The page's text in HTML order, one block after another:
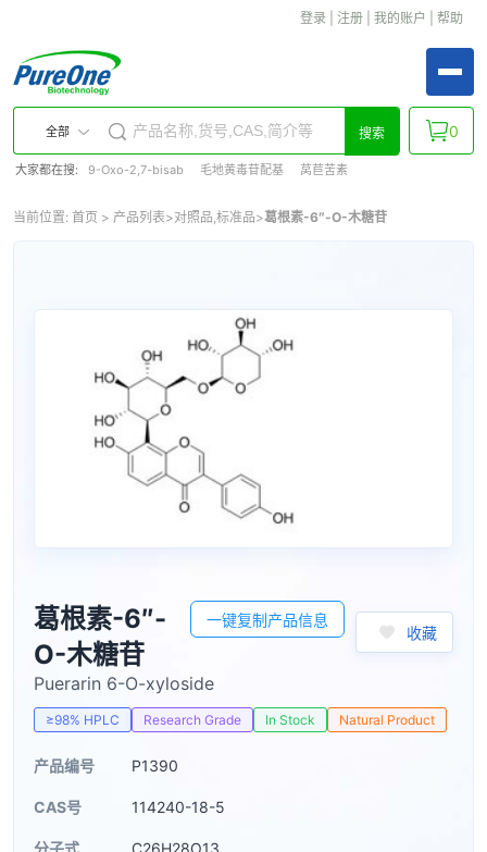
登录 注册 我的账户 帮助
全部 搜索
大家都在搜: 9-Oxo-2,7-bisab 毛地黄毒苷配基 莴苣苦素
0
当前位置: 首页 > 产品列表>对照品,标准品>葛根素-6″-O-木糖苷
葛根素-6″-
O-木糖苷
一键复制产品信息
收藏
Puerarin 6-O-xyloside
≥98% HPLC Research Grade In Stock Natural Product
产品编号 P1390
CAS号 114240-18-5
分子式 C26H28O13